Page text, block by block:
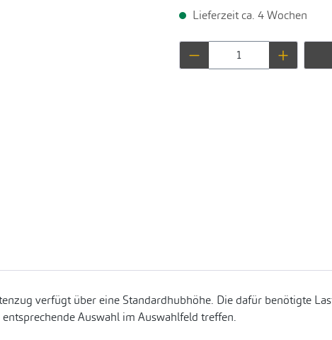
Lieferzeit ca. 4 Wochen
Produkt Anzahl:
verfügt über eine Standardhubhöhe. Die dafür benötigte
Auswahl im Auswahlfeld treffen.